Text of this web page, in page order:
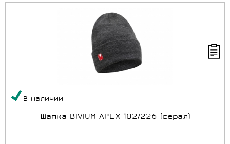
В наличии
Шапка BIVIUM APEX 102/226 (серая)